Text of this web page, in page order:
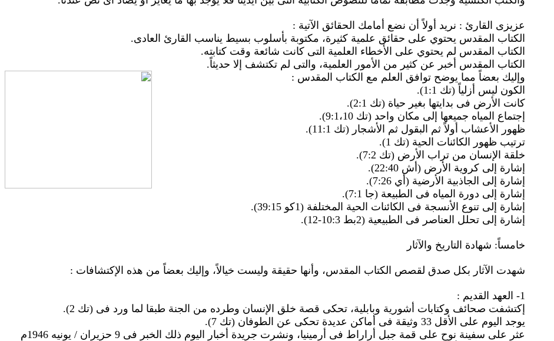
عزيزى القارئ : نريد أولاً أن نضع أمامك الحقائق الآتية :
الكتاب المقدس يحتوي على حقائق علمية كثيرة، مكتوبة بأسلوب بسيط يناسب القارئ العادى.
الكتاب المقدس لم يحتوي على الأخطاء العلمية التى كانت شائعة وقت كتابته.
الكتاب المقدس أخبر عن كثير من الأمور العلمية، والتى لم تكتشف إلا حديثاً.
وإليك بعضاً مما يوضح توافق العلم مع الكتاب المقدس :
الكون ليس أزلياً (تك 1:1).
كانت الأرض فى بدايتها بغير حياة (تك 2:1).
إجتماع المياه جميعها إلى مكان واحد (تك 9:1،10).
ظهور الأعشاب أولاً ثم البقول ثم الأشجار (تك 11:1).
ترتيب ظهور الكائنات الحية (تك 1).
خلقة الإنسان من تراب الأرض (تك 7:2).
إشارة إلى كروية الأرض (أش 22:40).
إشارة إلى الجاذبية الأرضية ( ي 7:26).
إشارة إلى دورة المياه فى الطبيعة (جا 7:1).
إشارة إلى تنوع الأنسجة فى الكائنات الحية المختلفة (1كو 39:15).
إشارة إلى تحلل العناصر فى الطبيعية (2بط 10:3-12).
خامساً: شهادة التاريخ والآثار
شهدت الآثار بكل صدق لقصص الكتاب المقدس، وأنها حقيقة وليست خيالاً، وإليك بعضاً من هذه الإكتشافات :
1- العهد القديم :
إكتشفت صحائف وكتابات أشورية وبابلية، تحكى قصة خلق الإنسان وطرده من الجنة طبقا لما ورد فى (تك 2).
يوجد اليوم على الأقل 33 وثيقة فى أماكن عديدة تحكى عن الطوفان (تك 7).
عثر على سفينة نوح على قمة جبل أراراط فى أرمينيا، ونشرت جريدة أخبار اليوم ذلك الخبر فى 9
حزيران /
يونيه 1946م